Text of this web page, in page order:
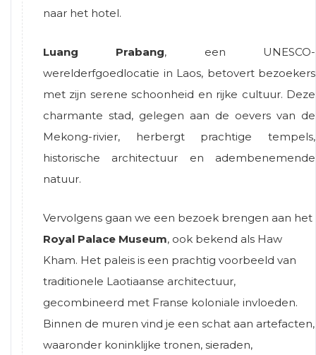
naar het hotel.
Luang Prabang, een UNESCO-
werelderfgoedlocatie in Laos, betovert bezoekers
met zijn serene schoonheid en rijke cultuur. Deze
charmante stad, gelegen aan de oevers van de
Mekong-rivier, herbergt prachtige tempels,
historische architectuur en adembenemende
natuur.
Vervolgens gaan we een bezoek brengen aan het
Royal Palace Museum, ook bekend als Haw
Kham. Het paleis is een prachtig voorbeeld van
traditionele Laotiaanse architectuur,
gecombineerd met Franse koloniale invloeden.
Binnen de muren vind je een schat aan artefacten,
waaronder koninklijke tronen, sieraden,